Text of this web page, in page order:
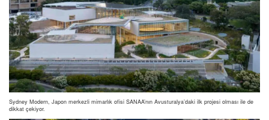
Sydney Modern, Japon merkezli mimarlık ofisi SANAA’nın Avusturalya’daki ilk projesi olması ile de
dikkat çekiyor.